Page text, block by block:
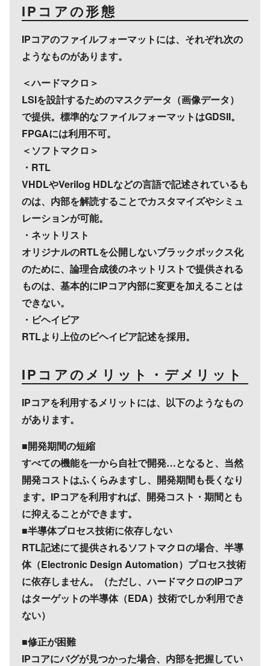
IPコアの形態
IPコアのファイルフォーマットには、それぞれ次の
ようなものがあります。
＜ハードマクロ＞
LSIを設計するためのマスクデータ（画像データ）
で提供。標準的なファイルフォーマットはGDSII。
FPGAには利用不可。
＜ソフトマクロ＞
・RTL
VHDLやVerilog HDLなどの言語で記述されているも
のは、内部を解読することでカスタマイズやシミュ
レーションが可能。
・ネットリスト
オリジナルのRTLを公開しないブラックボックス化
のために、論理合成後のネットリストで提供される
ものは、基本的にIPコア内部に変更を加えることは
できない。
・ビヘイビア
RTLより上位のビヘイビア記述を採用。
IPコアのメリット・デメリット
IPコアを利用するメリットには、以下のようなもの
があります。
■開発期間の短縮
すべての機能を一から自社で開発…となると、当然
開発コストはふくらみますし、開発期間も長くなり
ます。IPコアを利用すれば、開発コスト・期間とも
に抑えることができます。
■半導体プロセス技術に依存しない
RTL記述にて提供されるソフトマクロの場合、半導
体（Electronic Design Automation）プロセス技術
に依存しません。（ただし、ハードマクロのIPコア
はターゲットの半導体（EDA）技術でしか利用でき
ない）
■修正が困難
IPコアにバグが見つかった場合、内部を把握してい